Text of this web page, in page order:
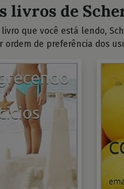
livros de
que você está lendo,
ordem de preferência dos